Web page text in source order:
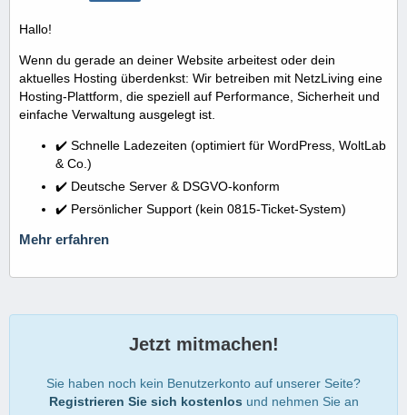
Hallo!
Wenn du gerade an deiner Website arbeitest oder dein
aktuelles Hosting überdenkst: Wir betreiben mit NetzLiving eine
Hosting-Plattform, die speziell auf Performance, Sicherheit und
einfache Verwaltung ausgelegt ist.
✔️ Schnelle Ladezeiten (optimiert für WordPress, WoltLab
& Co.)
✔️ Deutsche Server & DSGVO-konform
✔️ Persönlicher Support (kein 0815-Ticket-System)
Mehr erfahren
Jetzt mitmachen!
Sie haben noch kein Benutzerkonto auf unserer Seite?
Registrieren Sie sich kostenlos und nehmen Sie an